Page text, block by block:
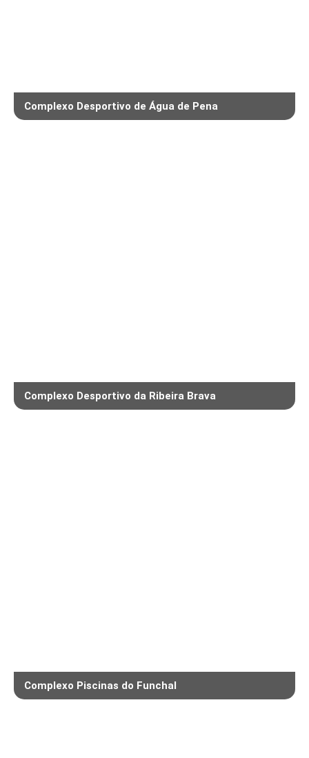
Complexo Desportivo de Água de Pena
Complexo Desportivo da Ribeira Brava
Complexo Piscinas do Funchal